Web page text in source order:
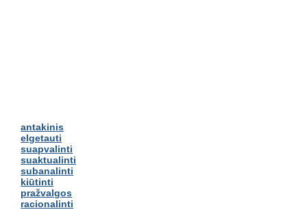
antakinis
elgetauti
suapvalinti
suaktualinti
subanalinti
kiūtinti
pražvalgos
racionalinti